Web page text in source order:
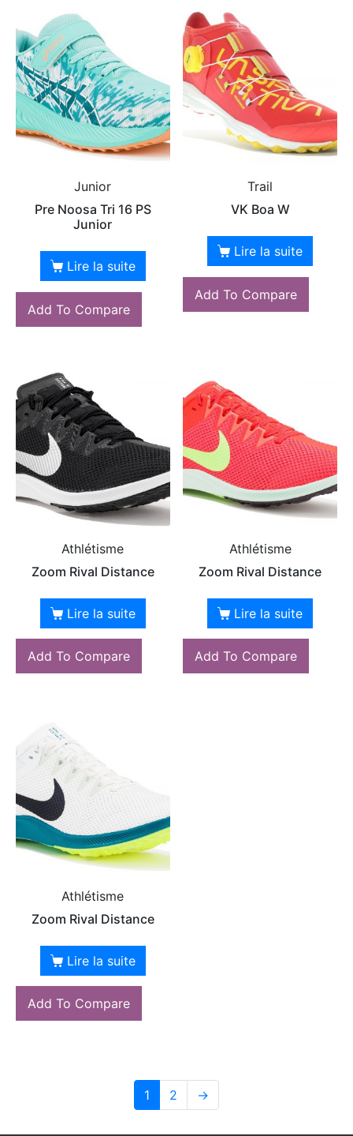
Junior
Pre Noosa Tri 16 PS
Junior
Lire la suite
Add To Compare
Trail
VK Boa W
Lire la suite
Add To Compare
Athlétisme
Zoom Rival Distance
Lire la suite
Add To Compare
Athlétisme
Zoom Rival Distance
Lire la suite
Add To Compare
Athlétisme
Zoom Rival Distance
Lire la suite
Add To Compare
1 2 →